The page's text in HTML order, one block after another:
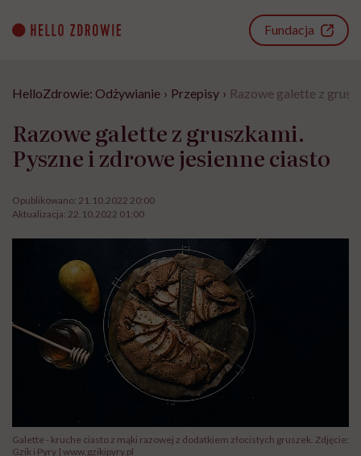
content
Fundacja
HelloZdrowie: Odżywianie › Przepisy › Razowe galette z
Razowe galette z gruszkami.
Pyszne i zdrowe jesienne ciasto
Opublikowano: 21.10.2022 20:00
Aktualizacja: 22.10.2022 01:00
Galette - kruche ciasto z mąki razowej z dodatkiem złocistych gruszek. Zdjęcie:
Gzik i Pyry | www.gzikipyry.pl